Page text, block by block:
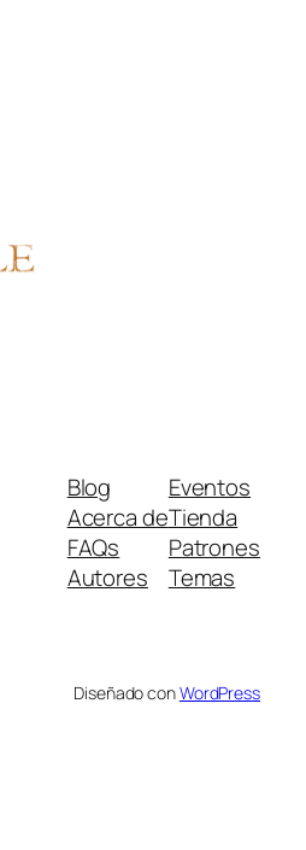
Blog
Acerca de
FAQs
Autores
Eventos
Tienda
Patrones
Temas
Diseñado conWordPress